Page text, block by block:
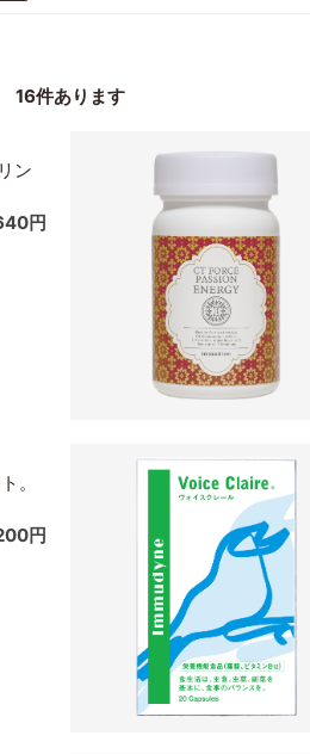
16件あります
ン
円
。
円